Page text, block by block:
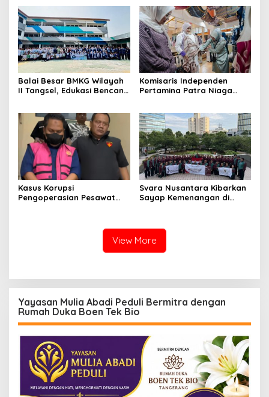
Balai Besar BMKG Wilayah
II Tangsel, Edukasi Bencana
23
Komisaris Independen
Pertamina Patra Niaga
Sentuhan Kemanusiaan dan
Keberlanjutan
Kasus Korupsi
Pengoperasian Pesawat
Svara Nusantara Kibarkan
Sayap Kemenangan di
View More
Yayasan Mulia Abadi Peduli Bermitra dengan
Rumah Duka Boen Tek Bio